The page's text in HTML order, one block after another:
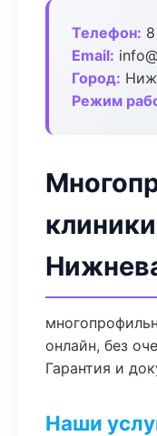
Телефон:
Email:
Город:
Режим
онлайн, без
Гарантия и
Наши